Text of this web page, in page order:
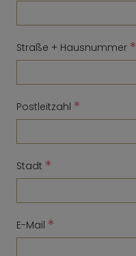
Straße + Hausnummer *
Postleitzahl *
Stadt *
E-Mail *